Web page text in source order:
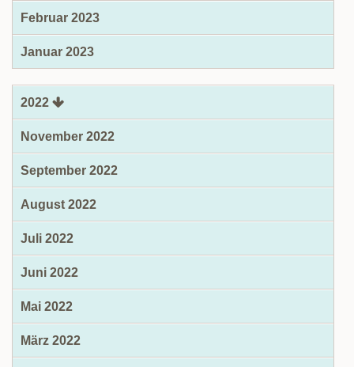
Februar 2023
Januar 2023
2022
November 2022
September 2022
August 2022
Juli 2022
Juni 2022
Mai 2022
März 2022